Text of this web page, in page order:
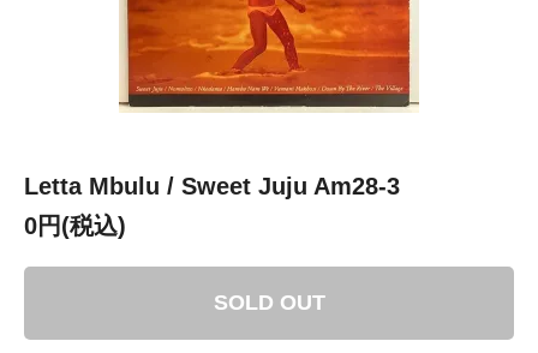
Letta Mbulu / Sweet Juju Am28-3
0円(税込)
SOLD OUT